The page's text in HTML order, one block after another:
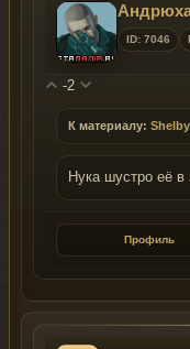
ID: 7046
-2
К материалу:
Нука шустро её
Профиль